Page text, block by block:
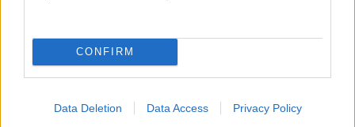
CONFIRM
Data Deletion Data Access Privacy Policy